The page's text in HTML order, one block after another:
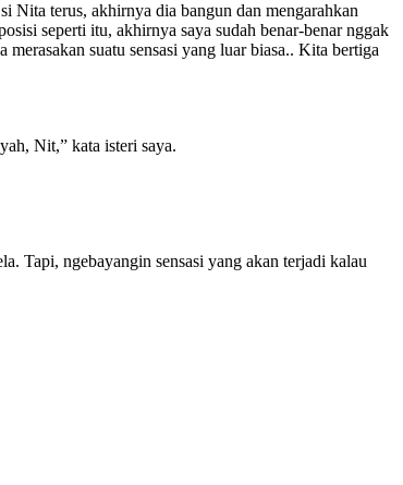
Nita terus, akhirnya dia bangun dan mengarahkan
seperti itu, akhirnya saya sudah benar-benar nggak
suatu sensasi yang luar biasa.. Kita bertiga
Nit,” kata isteri saya.
Tapi, ngebayangin sensasi yang akan terjadi kalau